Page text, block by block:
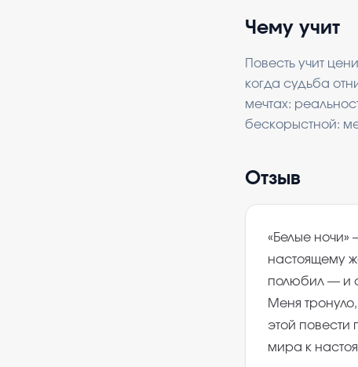
Чему учит
Повесть учит
когда судьба
мечтах:
бескорыстной:
Отзыв
«Белые ночи»
настоящему
полюбил — и
Меня
этой повести
мира к